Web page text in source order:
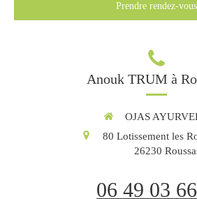
Prendre rendez-vous
Anouk TRUM à
OJAS
80 Lotissement les
26230
06 49 03